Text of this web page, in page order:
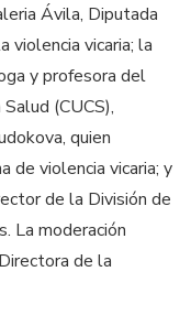
Ávila, Diputada
violencia vicaria; la
y profesora del
(CUCS),
quien
de violencia vicaria; y
de la División de
La moderación
de la